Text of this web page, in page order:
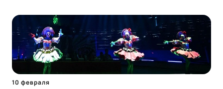
10 февраля